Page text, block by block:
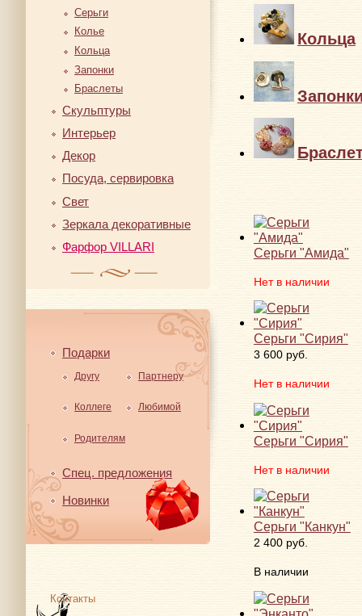
Серьги
Колье
Кольца
Запонки
Браслеты
Скульптуры
Интерьер
Декор
Посуда, сервировка
Свет
Зеркала декоративные
Фарфор VILLARI
Подарки
Другу Партнеру
Коллеге Любимой
Родителям
Спец. предложения
Новинки
Контакты
Кольца
Серьги "Амида"
Нет в наличии
Серьги "Сирия"
3 600 руб.
Нет в наличии
Серьги "Сирия"
Нет в наличии
Серьги "Канкун"
2 400 руб.
В наличии